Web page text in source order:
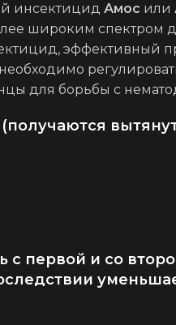
инсектицид Амос или
широким спектром
эффективный
для борьбы с
с первой и со